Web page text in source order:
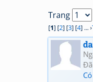
Trang
[1] [2] [3] [4] ... ›
Có